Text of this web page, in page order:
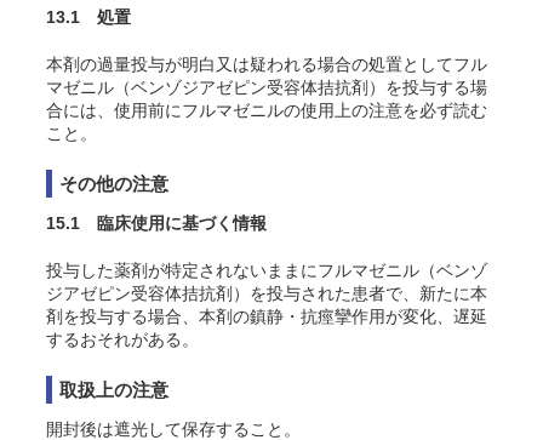
13.1 処置
本剤の過量投与が明白又は疑われる場合の処置としてフル
マゼニル（ベンゾジアゼピン受容体拮抗剤）を投与する場
合には、使用前にフルマゼニルの使用上の注意を必ず読む
こと。
その他の注意
15.1 臨床使用に基づく情報
投与した薬剤が特定されないままにフルマゼニル（ベンゾ
ジアゼピン受容体拮抗剤）を投与された患者で、新たに本
剤を投与する場合、本剤の鎮静・抗痙攣作用が変化、遅延
するおそれがある。
取扱上の注意
開封後は遮光して保存すること。